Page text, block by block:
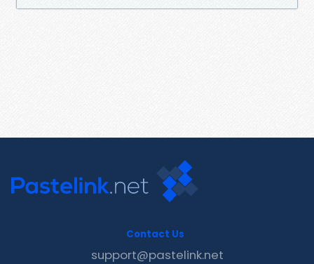
Contact Us
support@pastelink.net